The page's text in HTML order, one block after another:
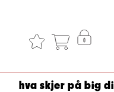
hva skjer på big